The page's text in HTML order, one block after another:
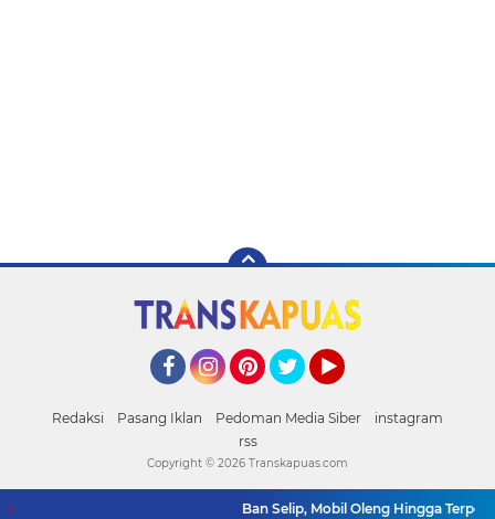
Redaksi Pasang Iklan Pedoman Media Siber
instagram
rss
Ban Selip, Mobil Oleng Hingga
Copyright © 2026 Transkapuas.com